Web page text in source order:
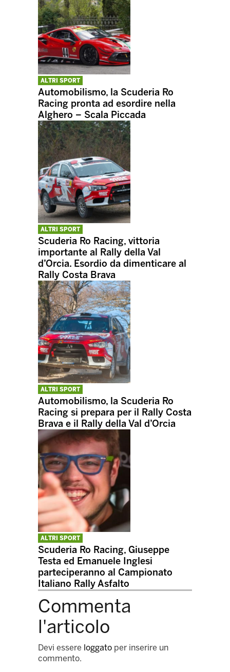
ALTRI SPORT
Automobilismo, la Scuderia Ro
Racing pronta ad esordire nella
Alghero – Scala Piccada
ALTRI SPORT
Scuderia Ro Racing, vittoria
importante al Rally della Val
d’Orcia. Esordio da dimenticare al
Rally Costa Brava
ALTRI SPORT
Automobilismo, la Scuderia Ro
Racing si prepara per il Rally Costa
Brava e il Rally della Val d’Orcia
ALTRI SPORT
Scuderia Ro Racing, Giuseppe
Testa ed Emanuele Inglesi
parteciperanno al Campionato
Italiano Rally Asfalto
Commenta
l'articolo
Devi essere loggato per inserire un
commento.